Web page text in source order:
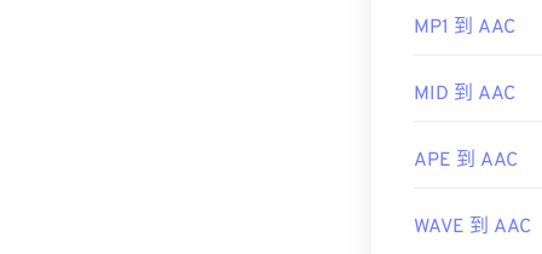
开发者： ISO/
有用的链接：
MP1 到 AAC
MID 到 AAC
APE 到 AAC
WAVE 到 AAC